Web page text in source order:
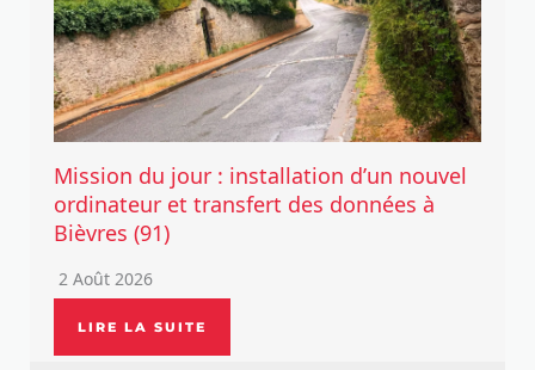
Mission du jour : installation d’un nouvel
ordinateur et transfert des données à
Bièvres (91)
2 Août 2026
LIRE LA SUITE